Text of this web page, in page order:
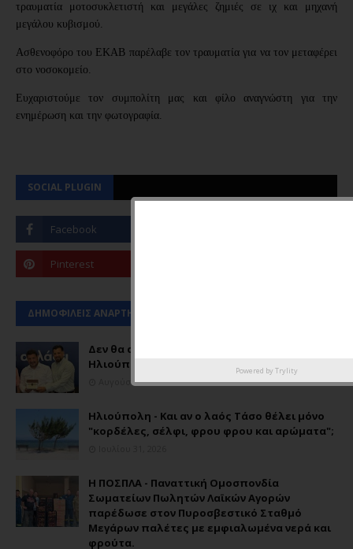
τραυματία μοτοσυκλετιστή και μεγάλες ζημιές σε ιχ και μηχανή
μεγάλου κυβισμού.
Ασθενοφόρο του ΕΚΑΒ παρέλαβε τον τραυματία για να τον μεταφέρει
στο νοσοκομείο.
Ευχαριστούμε τον συμπολίτη μας και φίλο αναγνώστη για την
ενημέρωση και την φωτογραφία.
SOCIAL PLUGIN
ΔΗΜΟΦΙΛΕΙΣ ΑΝΑΡΤΗΣΕΙΣ
Δεν θα αλλάξει τίποτα στα δημοτικά της
Ηλιούπολης.
Αυγούστου 04, 2026
Ηλιούπολη - Και αν ο λαός Τάσο θέλει μόνο
"κορδέλες, σέλφι, φρου φρου και αρώματα";
Η ΠΟΣΠΛΑ - Παναττική Ομοσπονδία
Σωματείων Πωλητών Λαϊκών Αγορών
παρέδωσε στον Πυροσβεστικό Σταθμό
Μεγάρων παλέτες με εμφιαλωμένα νερά και
φρούτα.
Powered by Trylity